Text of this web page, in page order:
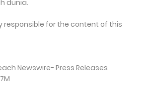
dunia.
responsible for the content of this
Newswire- Press Releases